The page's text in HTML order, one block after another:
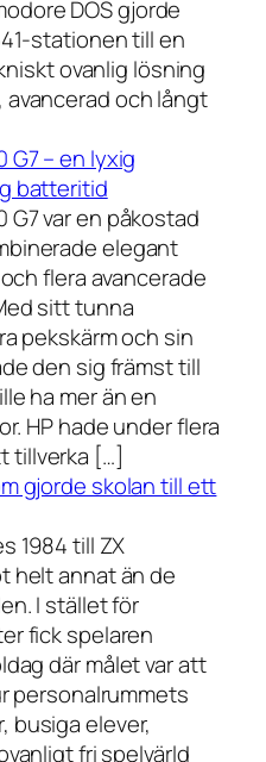
DOS gjorde
stationen till en
ovanlig lösning
avancerad och långt
G7 – en lyxig
batteritid
G7 var en påkostad
elegant
flera avancerade
sitt tunna
pekskärm och sin
den sig främst till
ha mer än en
HP hade under flera
tillverka […]
gjorde skolan till ett
1984 till ZX
helt annat än de
I stället för
fick spelaren
där målet var att
personalrummets
busiga elever,
fri spelvärld